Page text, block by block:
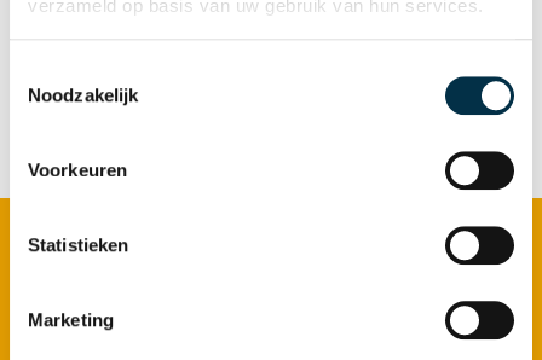
verzameld op basis van uw gebruik van hun services.
Noodzakelijk
Voorkeuren
Statistieken
Marketing
Ouderenzorg